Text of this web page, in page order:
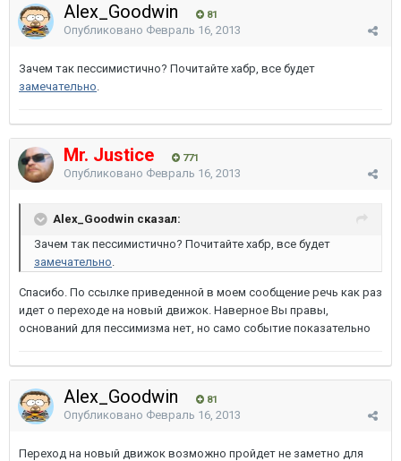
Alex_Goodwin 81
Опубликовано Февраль 16, 2013
Зачем так пессимистично? Почитайте хабр, все будет
замечательно.
Mr. Justice 771
Опубликовано Февраль 16, 2013
Alex_Goodwin сказал:
Зачем так пессимистично? Почитайте хабр, все будет
замечательно.
Спасибо. По ссылке приведенной в моем сообщение речь как раз
идет о переходе на новый движок. Наверное Вы правы,
оснований для пессимизма нет, но само событие показательно
Alex_Goodwin 81
Опубликовано Февраль 16, 2013
Переход на новый движок возможно пройдет не заметно для